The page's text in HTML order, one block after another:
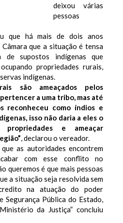
deixou várias
pessoas
que há mais de dois anos
que a situação é tensa
supostos indígenas que
propriedades rurais,
indígenas.
são ameaçados pelos
a uma tribo, mas até
reconheceu como índios e
isso não daria a eles o
e ameaçar
, declarou o vereador.
as autoridades encontrem
com esse conflito no
queremos é que mais pessoas
a situação seja resolvida sem
na atuação do poder
Segurança Pública do Estado,
da Justiça” concluiu